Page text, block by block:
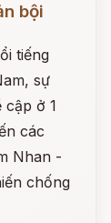
bội
tiếng
sự
cập ở 1
các
Nhan -
chống